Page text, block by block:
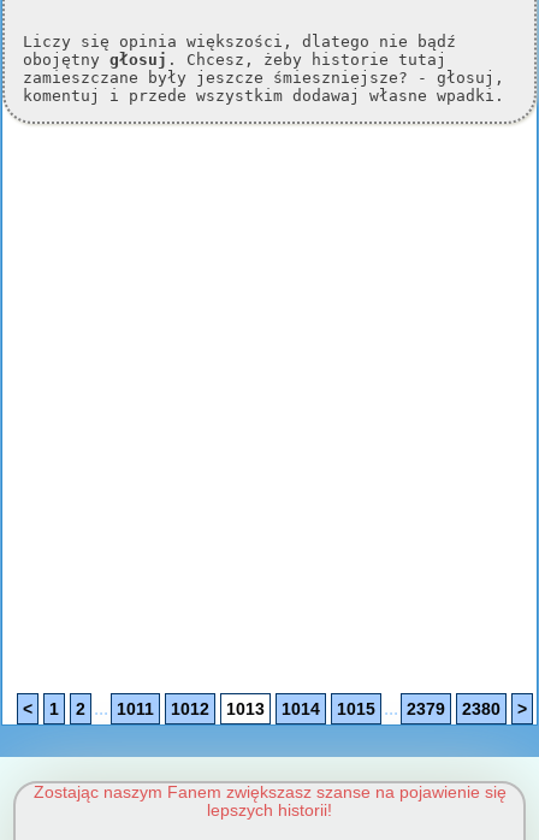
Liczy się opinia większości, dlatego nie bądź
obojętny głosuj . Chcesz, żeby historie tutaj
zamieszczane były jeszcze śmieszniejsze? - głosuj,
komentuj i przede wszystkim dodawaj własne wpadki.
< 1 2 ... 1011 1012 1013 1014 1015 ... 2379 2380 >
Zostając naszym Fanem zwiększasz szanse na pojawienie się
lepszych historii!